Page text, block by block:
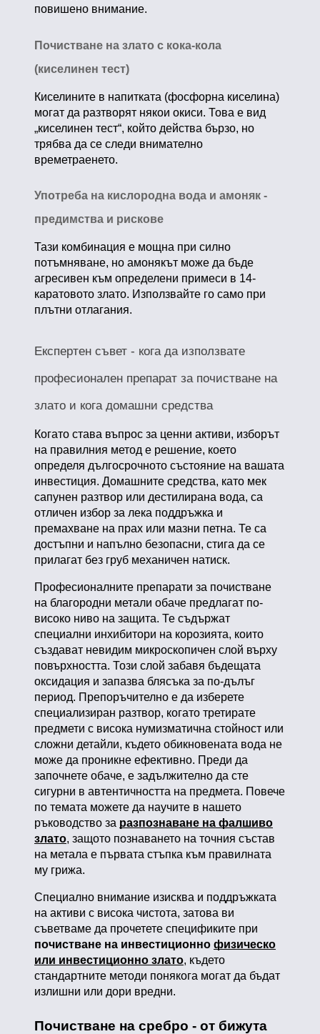
повишено внимание.
Почистване на злато с кока-кола
(киселинен тест)
Киселините в напитката (фосфорна киселина)
могат да разтворят някои окиси. Това е вид
„киселинен тест“, който действа бързо, но
трябва да се следи внимателно
времетраенето.
Употреба на кислородна вода и амоняк -
предимства и рискове
Тази комбинация е мощна при силно
потъмняване, но амонякът може да бъде
агресивен към определени примеси в 14-
каратовото злато. Използвайте го само при
плътни отлагания.
Експертен съвет - кога да използвате
професионален препарат за почистване на
злато и кога домашни средства
Когато става въпрос за ценни активи, изборът
на правилния метод е решение, което
определя дългосрочното състояние на вашата
инвестиция. Домашните средства, като мек
сапунен разтвор или дестилирана вода, са
отличен избор за лека поддръжка и
премахване на прах или мазни петна. Те са
достъпни и напълно безопасни, стига да се
прилагат без груб механичен натиск.
Професионалните препарати за почистване
на благородни метали обаче предлагат по-
високо ниво на защита. Те съдържат
специални инхибитори на корозията, които
създават невидим микроскопичен слой върху
повърхността. Този слой забавя бъдещата
оксидация и запазва блясъка за по-дълъг
период. Препоръчително е да изберете
специализиран разтвор, когато третирате
предмети с висока нумизматична стойност или
сложни детайли, където обикновената вода не
може да проникне ефективно. Преди да
започнете обаче, е задължително да сте
сигурни в автентичността на предмета. Повече
по темата можете да научите в нашето
ръководство за разпознаване на фалшиво
злато, защото познаването на точния състав
на метала е първата стъпка към правилната
му грижа.
Специално внимание изисква и поддръжката
на активи с висока чистота, затова ви
съветваме да прочетете спецификите при
почистване на инвестиционно физическо
или инвестиционно злато, където
стандартните методи понякога могат да бъдат
излишни или дори вредни.
Почистване на сребро - от бижута